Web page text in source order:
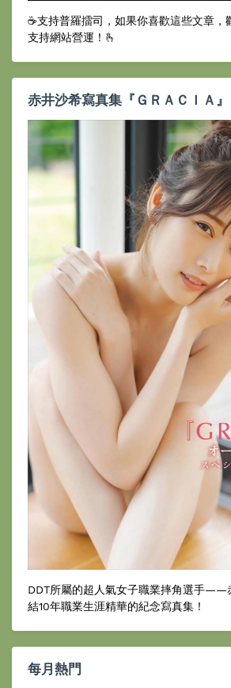
☕️支持普羅擂司，如果你喜歡這些文章，
支持網站營運！🫰
赤井沙希寫真集『ＧＲＡＣＩＡ』
DDT所屬的超人氣女子職業摔角選手——
結10年職業生涯精華的紀念寫真集！
每月熱門